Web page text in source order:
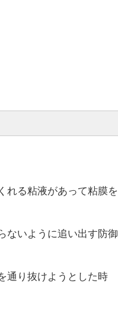
れる粘液があって粘膜を
ないように追い出す防御
通り抜けようとした時